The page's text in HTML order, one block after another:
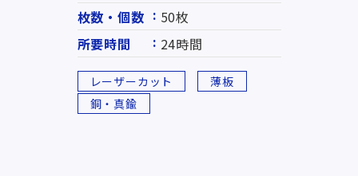
枚数・個数
50枚
所要時間
24時間
レーザーカット
薄板
銅・真鍮